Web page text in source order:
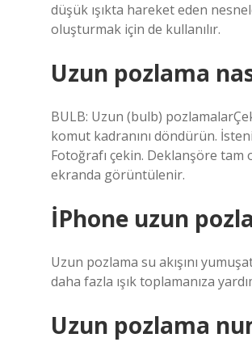
düşük ışıkta hareket eden
oluşturmak için de kullanılır.
Uzun pozlama
BULB: Uzun (bulb)
komut kadranını döndürün.
Fotoğrafı çekin. Deklanşöre tam
ekranda görüntülenir.
İPhone uzun
Uzun pozlama su akışını
daha fazla ışık toplamanıza
Uzun pozlama